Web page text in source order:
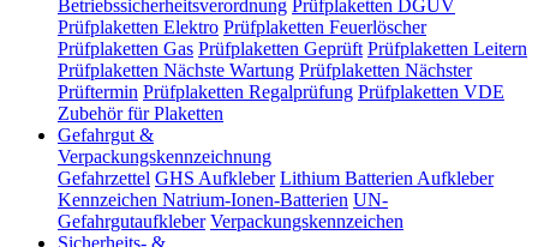
Betriebssicherheitsverordnung Prüfplaketten DGUV
Prüfplaketten Elektro Prüfplaketten Feuerlöscher
Prüfplaketten Gas Prüfplaketten Geprüft Prüfplaketten Leitern
Prüfplaketten Nächste Wartung Prüfplaketten Nächster
Prüftermin Prüfplaketten Regalprüfung Prüfplaketten VDE
Zubehör für Plaketten
Gefahrgut &
Verpackungskennzeichnung
Gefahrzettel GHS Aufkleber Lithium Batterien Aufkleber
Kennzeichen Natrium-Ionen-Batterien UN-
Gefahrgutaufkleber Verpackungskennzeichen
Sicherheits- &